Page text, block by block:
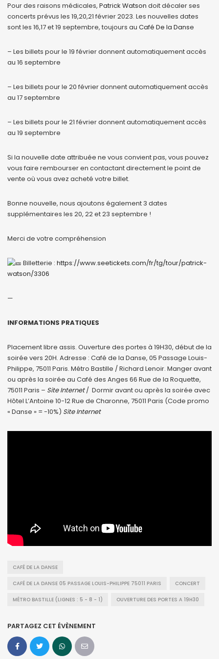
Pour des raisons médicales, Patrick Watson doit décaler ses
concerts prévus les 19,20,21 février 2023. Les nouvelles dates
sont les 16,17 et 19 septembre, toujours au Café De la Danse
– Les billets pour le 19 février donnent automatiquement accès
au 16 septembre
– Les billets pour le 20 février donnent automatiquement accès
au 17 septembre
– Les billets pour le 21 février donnent automatiquement accès
au 19 septembre
Si la nouvelle date attribuée ne vous convient pas, vous pouvez
vous faire rembourser en contactant directement le point de
vente où vous avez acheté votre billet.
Bonne nouvelle, nous ajoutons également 3 dates
supplémentaires les 20, 22 et 23 septembre !
Merci de votre compréhension
Billetterie : https://www.seetickets.com/fr/tg/tour/patrick-
watson/3306
—
INFORMATIONS PRATIQUES
Placement libre assis. Ouverture des portes à 19H30, début de la
soirée vers 20H. Adresse : Café de la Danse, 05 Passage Louis-
Philippe, 75011 Paris. Métro Bastille / Richard Lenoir. Manger avant
ou après la soirée au Café des Anges 66 Rue de la Roquette,
75011 Paris – Site Internet/ Dormir avant ou après la soirée avec
Hôtel L’Antoine 10-12 Rue de Charonne, 75011 Paris (Code promo
« Danse » = -10%) Site Internet
CAFÉ DE LA DANSE
CAFÉ DE LA DANSE 05 PASSAGE LOUIS-PHILIPPE 75011 PARIS CONCERT
MÉTRO BASTILLE (LIGNES : 5 - 8 - 1) OUVERTURE DES PORTES A 19H30
PARTAGEZ CET ÉVÈNEMENT